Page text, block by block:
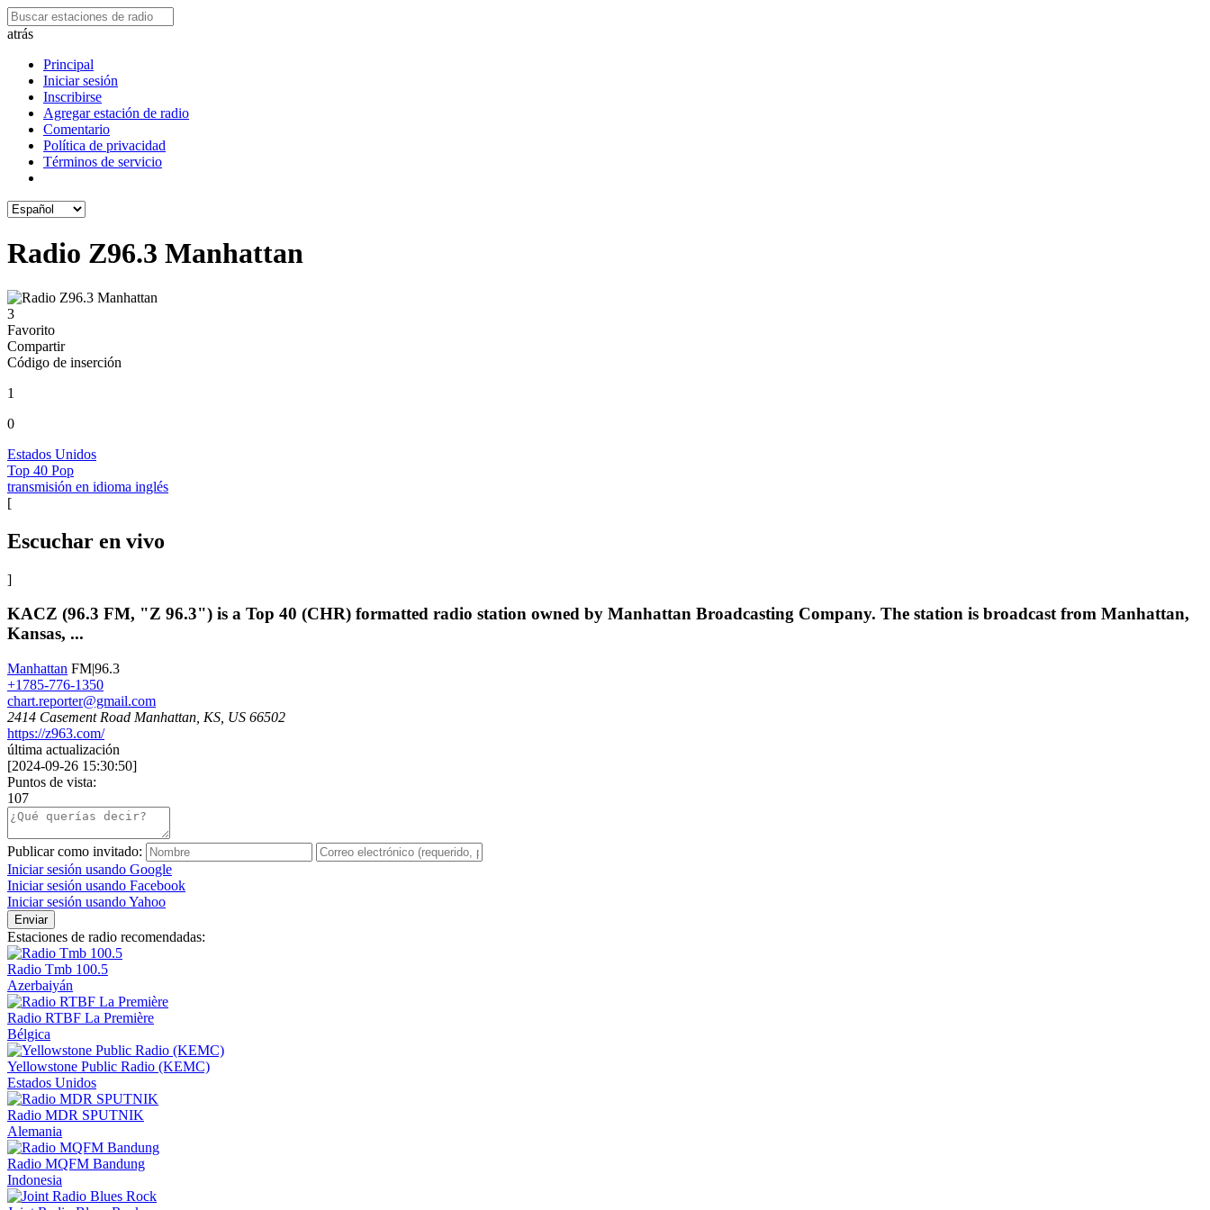
atrás
Principal
Iniciar sesión
Inscribirse
Agregar estación de radio
Comentario
Política de privacidad
Términos de servicio
Radio Z96.3 Manhattan
3
Favorito
Compartir
Código de inserción
1
0
Estados Unidos
Top 40 Pop
transmisión en idioma inglés
[
Escuchar en vivo
]
KACZ (96.3 FM, "Z 96.3") is a Top 40 (CHR) formatted radio station owned by Manhattan Broadcasting Company. The station is broadcast from Manhattan,
Kansas, ...
Manhattan FM|96.3
+1785-776-1350
chart.reporter@gmail.com
2414 Casement Road Manhattan, KS, US 66502
https://z963.com/
última actualización
[2024-09-26 15:30:50]
Puntos de vista:
107
Publicar como invitado:
Iniciar sesión usando Google
Iniciar sesión usando Facebook
Iniciar sesión usando Yahoo
Enviar
Estaciones de radio recomendadas:
Radio Tmb 100.5
Azerbaiyán
Radio RTBF La Première
Bélgica
Yellowstone Public Radio (KEMC)
Estados Unidos
Radio MDR SPUTNIK
Alemania
Radio MQFM Bandung
Indonesia